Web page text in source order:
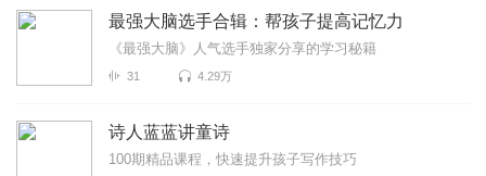
最强大脑选手合辑：帮孩子提高记忆力
《最强大脑》人气选手独家分享的学习秘籍
31 4.29万
诗人蓝蓝讲童诗
100期精品课程，快速提升孩子写作技巧